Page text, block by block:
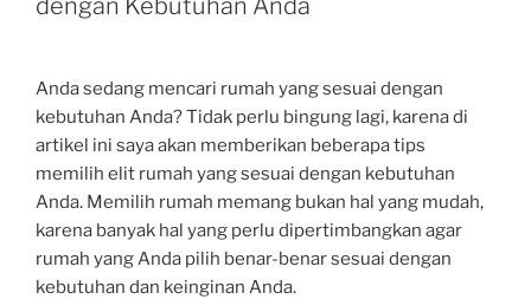
Anda sedang mencari rumah yang sesuai dengan
kebutuhan Anda? Tidak perlu bingung lagi, karena di
artikel ini saya akan memberikan beberapa tips
memilih elit rumah yang sesuai dengan kebutuhan
Anda. Memilih rumah memang bukan hal yang mudah,
karena banyak hal yang perlu dipertimbangkan agar
rumah yang Anda pilih benar-benar sesuai dengan
kebutuhan dan keinginan Anda.